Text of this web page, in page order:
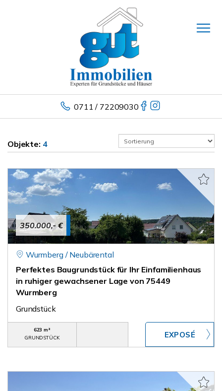
0711 / 72209030
Objekte: 4
350.000,- €
Wurmberg / Neubärental
Perfektes Baugrundstück für Ihr Einfamilienhaus
in ruhiger gewachsener Lage von 75449
Wurmberg
Grundstück
623 m²
GRUNDSTÜCK